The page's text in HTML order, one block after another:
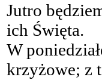
Jutro
ich Święta.
W
krzyżowe; z